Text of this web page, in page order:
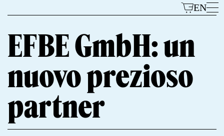
EN
Modelli
EFBE GmbH: un
nuovo prezioso
partner